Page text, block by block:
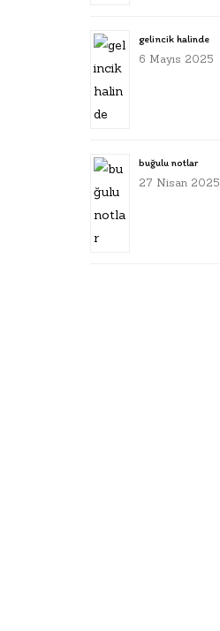
gelincik halinde
6 Mayıs 2025
buğulu notlar
27 Nisan 2025